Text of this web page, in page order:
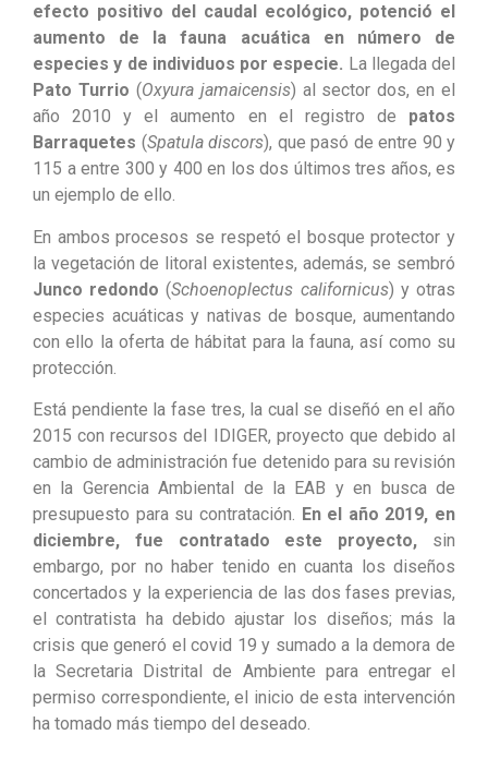
efecto positivo del caudal ecológico, potenció el
aumento de la fauna acuática en número de
especies y de individuos por especie. La llegada del
Pato Turrio (Oxyura jamaicensis) al sector dos, en el
año 2010 y el aumento en el registro de patos
Barraquetes (Spatula discors), que pasó de entre 90 y
115 a entre 300 y 400 en los dos últimos tres años, es
un ejemplo de ello.
En ambos procesos se respetó el bosque protector y
la vegetación de litoral existentes, además, se sembró
Junco redondo (Schoenoplectus californicus) y otras
especies acuáticas y nativas de bosque, aumentando
con ello la oferta de hábitat para la fauna, así como su
protección.
Está pendiente la fase tres, la cual se diseñó en el año
2015 con recursos del IDIGER, proyecto que debido al
cambio de administración fue detenido para su revisión
en la Gerencia Ambiental de la EAB y en busca de
presupuesto para su contratación. En el año 2019, en
diciembre, fue contratado este proyecto, sin
embargo, por no haber tenido en cuanta los diseños
concertados y la experiencia de las dos fases previas,
el contratista ha debido ajustar los diseños; más la
crisis que generó el covid 19 y sumado a la demora de
la Secretaria Distrital de Ambiente para entregar el
permiso correspondiente, el inicio de esta intervención
ha tomado más tiempo del deseado.